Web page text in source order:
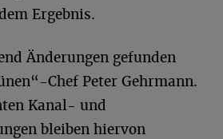
Ergebnis.
Änderungen gefunden
Chef Peter Gehrmann.
Kanal- und
bleiben hiervon